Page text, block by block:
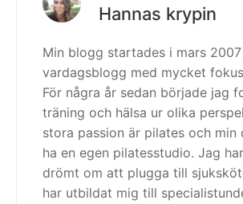
Hannas krypin
Min blogg startades i mars
vardagsblogg med mycket
För några år sedan började jag
träning och hälsa ur olika
stora passion är pilates och min
ha en egen pilatesstudio. Jag
drömt om att plugga till
har utbildat mig till